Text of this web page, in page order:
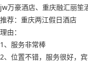
jw万豪酒店、重庆融汇丽笙
推荐：重庆两江假日酒店
理由：
1、服务非常棒
2、位置不错，服务很好，